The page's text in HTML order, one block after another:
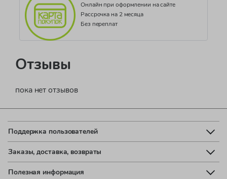
Онлайн при оформлении на сайте
Рассрочка на 2 месяца
Без переплат
Отзывы
пока нет отзывов
Поддержка пользователей
Заказы, доставка, возвраты
Полезная информация